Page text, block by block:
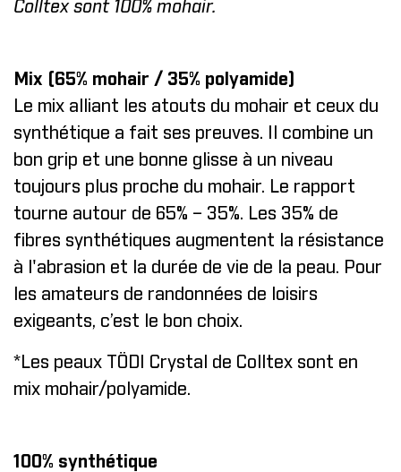
Colltex sont 100% mohair.
Mix (65% mohair / 35% polyamide)
Le mix alliant les atouts du mohair et ceux du
synthétique a fait ses preuves. Il combine un
bon grip et une bonne glisse à un niveau
toujours plus proche du mohair. Le rapport
tourne autour de 65% – 35%. Les 35% de
fibres synthétiques augmentent la résistance
à l'abrasion et la durée de vie de la peau. Pour
les amateurs de randonnées de loisirs
exigeants, c’est le bon choix.
*Les peaux TÖDI Crystal de Colltex sont en
mix mohair/polyamide.
100% synthétique